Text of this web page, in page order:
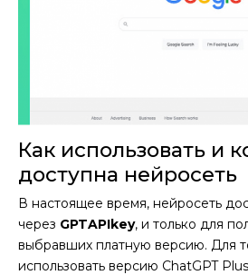
Как использовать и
доступна нейросеть
В настоящее время, нейросеть
через GPTAPIkey, и только для
выбравших платную версию. Для
использовать версию ChatGPT